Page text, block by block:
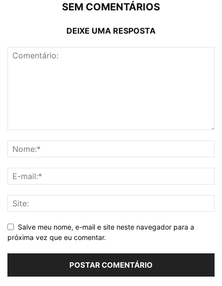
SEM COMENTÁRIOS
DEIXE UMA RESPOSTA
Salve meu nome, e-mail e site neste navegador para a
próxima vez que eu comentar.